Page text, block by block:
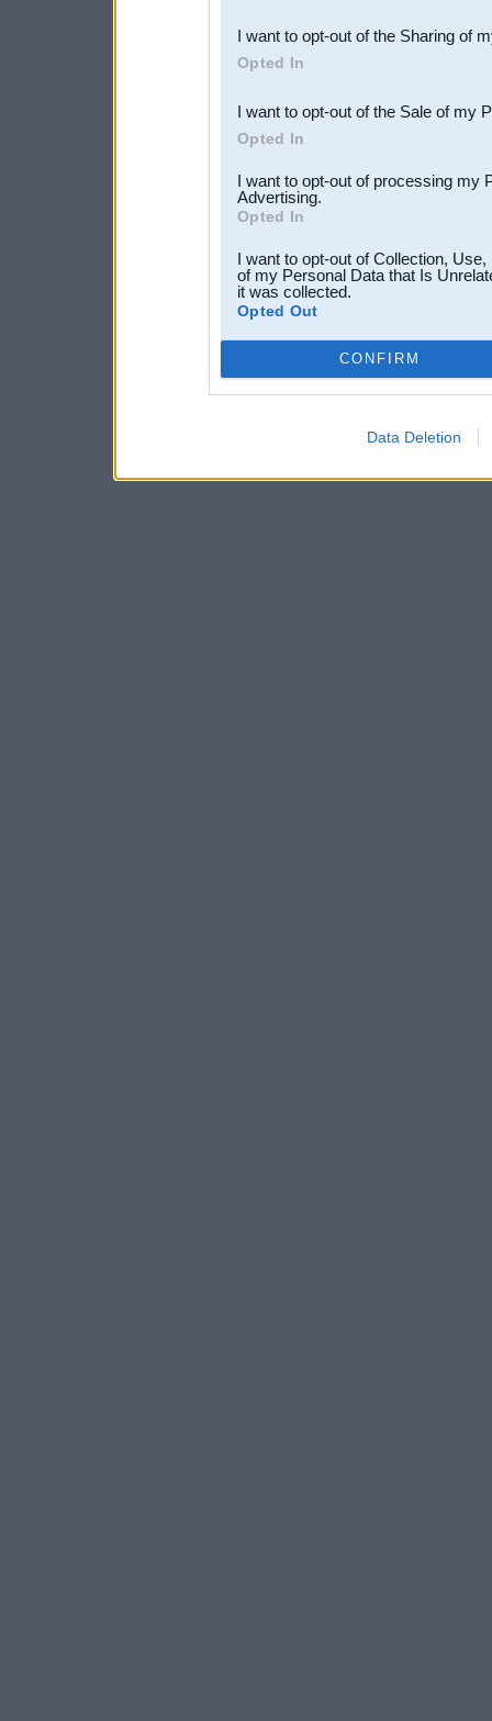
Downstream Participants
third parties.
I want to opt-out of the Sharing of
Opted In
I want to opt-out of the Sale of my
Opted In
I want to opt-out of processing my
Advertising.
Opted In
I want to opt-out of Collection,
of my Personal Data that Is
it was collected.
Opted Out
CONFIRM
Data Deletion